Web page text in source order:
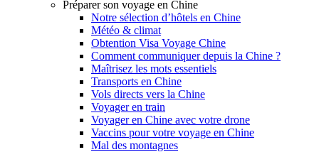
Préparer son voyage en Chine
Notre sélection d’hôtels en Chine
Météo & climat
Obtention Visa Voyage Chine
Comment communiquer depuis la Chine ?
Maîtrisez les mots essentiels
Transports en Chine
Vols directs vers la Chine
Voyager en train
Voyager en Chine avec votre drone
Vaccins pour votre voyage en Chine
Mal des montagnes